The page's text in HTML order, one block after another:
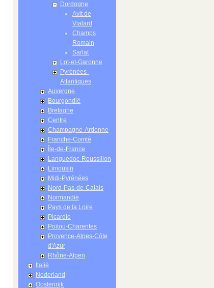
Dordogne
Avit de
Vialard
Champs
Romain
Sarlat
Lot-et-Garonne
Pyrénées-
Atlantiques
Auvergne
Bourgondië
Bretagne
Centre
Champagne-Ardenne
Franche-Comté
Île-de-France
Languedoc-Roussillon
Limousin
Midi-Pyrénées
Nord-Pas-de-Calais
Normandië
Pays de la Loire
Picardie
Poitou-Charentes
Provence-Alpes-Côte
d'Azur
Rhône-Alpen
Italië
Nederland
Oostenrijk